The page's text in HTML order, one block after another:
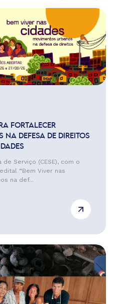
FORTALECER
NA DEFESA DE DIREITOS
Serviço (CESE), com o
“Bem Viver nas
na def...